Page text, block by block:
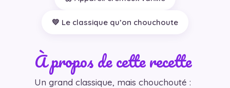
💛 Le classique qu’on chouchoute
À propos de cette recette
Un grand classique, mais chouchouté :